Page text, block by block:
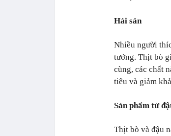
Hải sản
Nhiều người
tưởng. Thịt bò
cùng, các chất
tiêu và giảm
Sản phẩm từ
Thịt bò và đậu